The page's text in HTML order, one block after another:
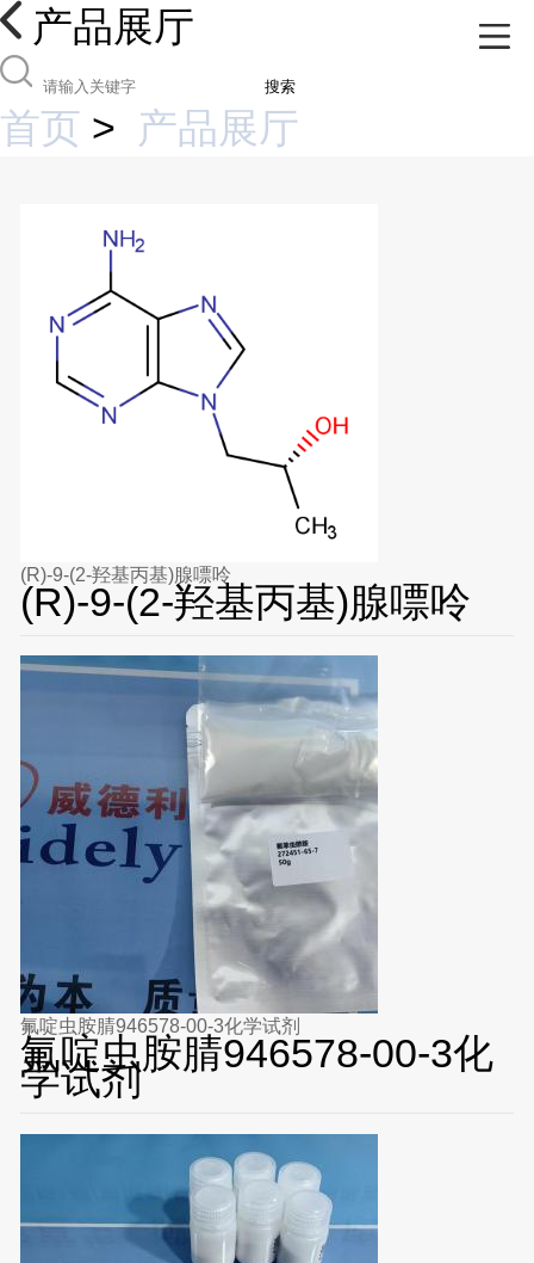
产品展厅
搜索
首页 > 产品展厅
(R)-9-(2-羟基丙基)腺嘌呤
(R)-9-(2-羟基丙基)腺嘌呤
氟啶虫胺腈946578-00-3化学试剂
氟啶虫胺腈946578-00-3化
学试剂